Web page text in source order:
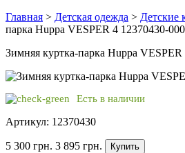
Главная > Детская одежда > Детские
парка Huppa VESPER 4 12370430-
Зимняя куртка-парка Huppa
Есть в наличии
Артикул: 12370430
5 300 грн. 3 895 грн.
Купить